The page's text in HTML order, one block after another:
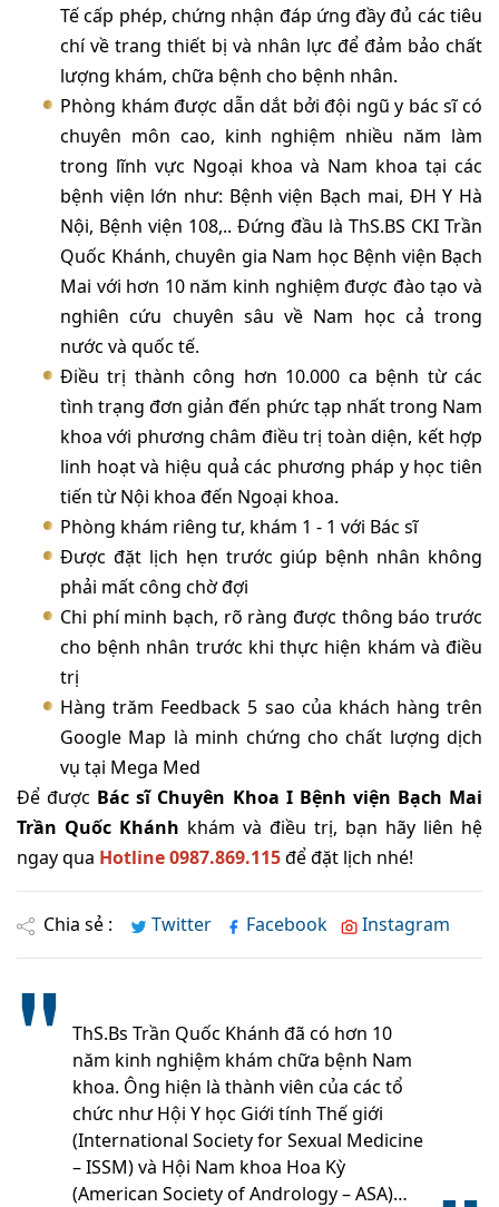
Tế cấp phép, chứng nhận đáp ứng đầy đủ các tiêu
chí về trang thiết bị và nhân lực để đảm bảo chất
lượng khám, chữa bệnh cho bệnh nhân.
Phòng khám được dẫn dắt bởi đội ngũ y bác sĩ có
chuyên môn cao, kinh nghiệm nhiều năm làm
trong lĩnh vực Ngoại khoa và Nam khoa tại các
bệnh viện lớn như: Bệnh viện Bạch mai, ĐH Y Hà
Nội, Bệnh viện 108,.. Đứng đầu là ThS.BS CKI Trần
Quốc Khánh, chuyên gia Nam học Bệnh viện Bạch
Mai với hơn 10 năm kinh nghiệm được đào tạo và
nghiên cứu chuyên sâu về Nam học cả trong
nước và quốc tế.
Điều trị thành công hơn 10.000 ca bệnh từ các
tình trạng đơn giản đến phức tạp nhất trong Nam
khoa với phương châm điều trị toàn diện, kết hợp
linh hoạt và hiệu quả các phương pháp y học tiên
tiến từ Nội khoa đến Ngoại khoa.
Phòng khám riêng tư, khám 1 - 1 với Bác sĩ
Được đặt lịch hẹn trước giúp bệnh nhân không
phải mất công chờ đợi
Chi phí minh bạch, rõ ràng được thông báo trước
cho bệnh nhân trước khi thực hiện khám và điều
trị
Hàng trăm Feedback 5 sao của khách hàng trên
Google Map là minh chứng cho chất lượng dịch
vụ tại Mega Med
Để được Bác sĩ Chuyên Khoa I Bệnh viện Bạch Mai
Trần Quốc Khánh khám và điều trị, bạn hãy liên hệ
ngay qua Hotline 0987.869.115để đặt lịch nhé!
Chia sẻ : Twitter Facebook Instagram
ThS.Bs Trần Quốc Khánh đã có hơn 10
năm kinh nghiệm khám chữa bệnh Nam
khoa. Ông hiện là thành viên của các tổ
chức như Hội Y học Giới tính Thế giới
(International Society for Sexual Medicine
– ISSM) và Hội Nam khoa Hoa Kỳ
(American Society of Andrology – ASA)…